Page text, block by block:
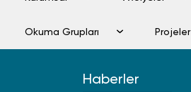
Okuma Grupları Projeler
Haberler